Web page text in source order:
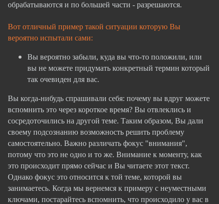
обрабатываются и по большей части - разрешаются.
Вот отличный пример такой ситуации которую Вы
вероятно испытали сами:
Вы вероятно забыли, куда вы что-то положили, или
вы не можете придумать конкретный термин который
так очевиден для вас.
Вы когда-нибудь спрашивали себя: почему вы вдруг можете
вспомнить это через короткое время? Вы отвлеклись и
сосредоточились на другой теме. Таким образом, Вы дали
своему подсознанию возможность решить проблему
самостоятельно. Важно различать фокус "внимания",
потому что это не одно и то же. Внимание к моменту, как
это происходит прямо сейчас и Вы читаете этот текст.
Однако фокус это относится к той теме, которой вы
занимаетесь. Когда мы вернемся к примеру с неуместными
ключами, постарайтесь вспомнить, что происходило у вас в